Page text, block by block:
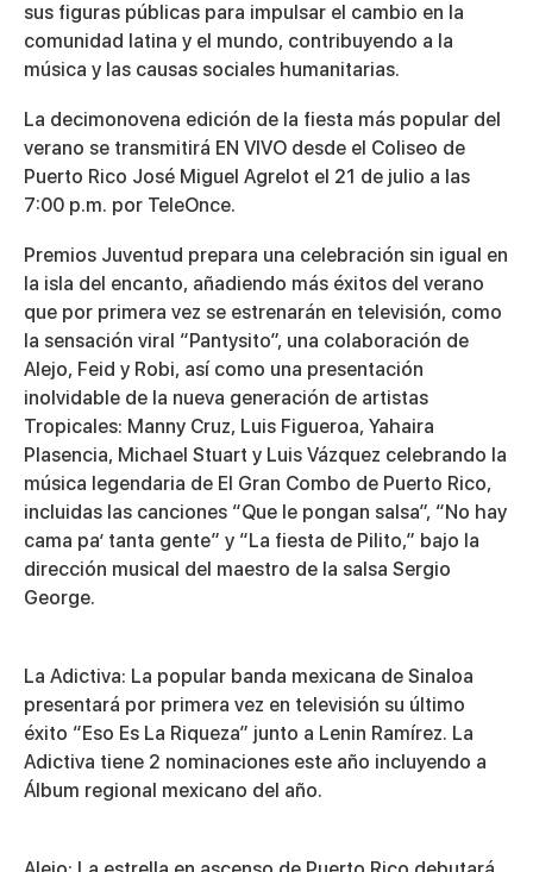
sus figuras públicas para impulsar el cambio en la
comunidad latina y el mundo, contribuyendo a la
música y las causas sociales humanitarias.
La decimonovena edición de la fiesta más popular del
verano se transmitirá EN VIVO desde el Coliseo de
Puerto Rico José Miguel Agrelot el 21 de julio a las
7:00 p.m. por TeleOnce.
Premios Juventud prepara una celebración sin igual en
la isla del encanto, añadiendo más éxitos del verano
que por primera vez se estrenarán en televisión, como
la sensación viral “Pantysito”, una colaboración de
Alejo, Feid y Robi, así como una presentación
inolvidable de la nueva generación de artistas
Tropicales: Manny Cruz, Luis Figueroa, Yahaira
Plasencia, Michael Stuart y Luis Vázquez celebrando la
música legendaria de El Gran Combo de Puerto Rico,
incluidas las canciones “Que le pongan salsa”, “No hay
cama pa’ tanta gente” y “La fiesta de Pilito,” bajo la
dirección musical del maestro de la salsa Sergio
George.
La Adictiva: La popular banda mexicana de Sinaloa
presentará por primera vez en televisión su último
éxito “Eso Es La Riqueza” junto a Lenin Ramírez. La
Adictiva tiene 2 nominaciones este año incluyendo a
Álbum regional mexicano del año.